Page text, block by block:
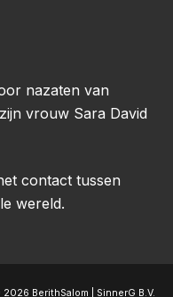
nazaten van
vrouw Sara David
contact tussen
wereld.
BerithSalom | SinnerG B.V.